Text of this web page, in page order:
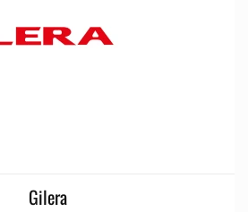
Gilera